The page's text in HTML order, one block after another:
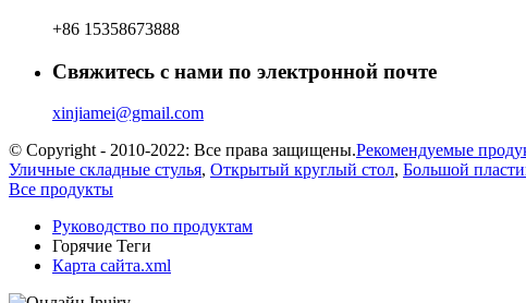
+86 15358673888
Свяжитесь с нами по электронной почте
xinjiamei@gmail.com
© Copyright - 2010-2022: Все права защищены.Рекомендуемые
Уличные складные стулья, Открытый круглый стол, Большой
Все продукты
Руководство по продуктам
Горячие Теги
Карта сайта.xml